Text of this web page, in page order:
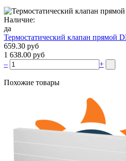
Наличие:
да
Термостатический клапан прямой
659.30 руб
1 638.00 руб
–
+
Похожие товары